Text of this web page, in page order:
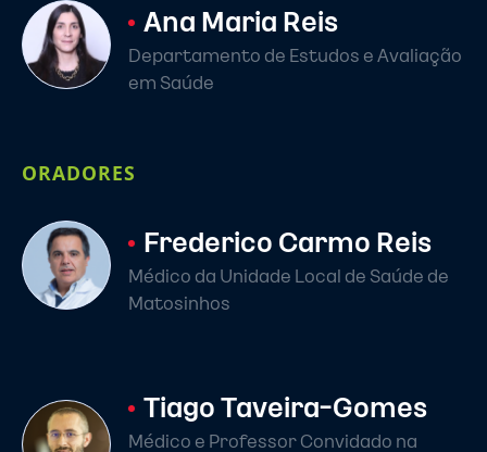
Ana Maria Reis
Departamento de Estudos e Avaliação
em Saúde
ORADORES
Frederico Carmo Reis
Médico da Unidade Local de Saúde de
Matosinhos
Tiago Taveira-Gomes
Médico e Professor Convidado na